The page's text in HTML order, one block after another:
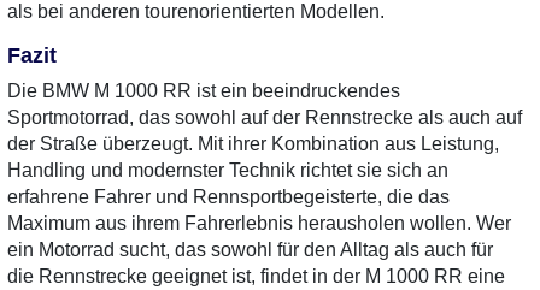
als bei anderen tourenorientierten Modellen.
Fazit
Die BMW M 1000 RR ist ein beeindruckendes
Sportmotorrad, das sowohl auf der Rennstrecke als auch auf
der Straße überzeugt. Mit ihrer Kombination aus Leistung,
Handling und modernster Technik richtet sie sich an
erfahrene Fahrer und Rennsportbegeisterte, die das
Maximum aus ihrem Fahrerlebnis herausholen wollen. Wer
ein Motorrad sucht, das sowohl für den Alltag als auch für
die Rennstrecke geeignet ist, findet in der M 1000 RR eine